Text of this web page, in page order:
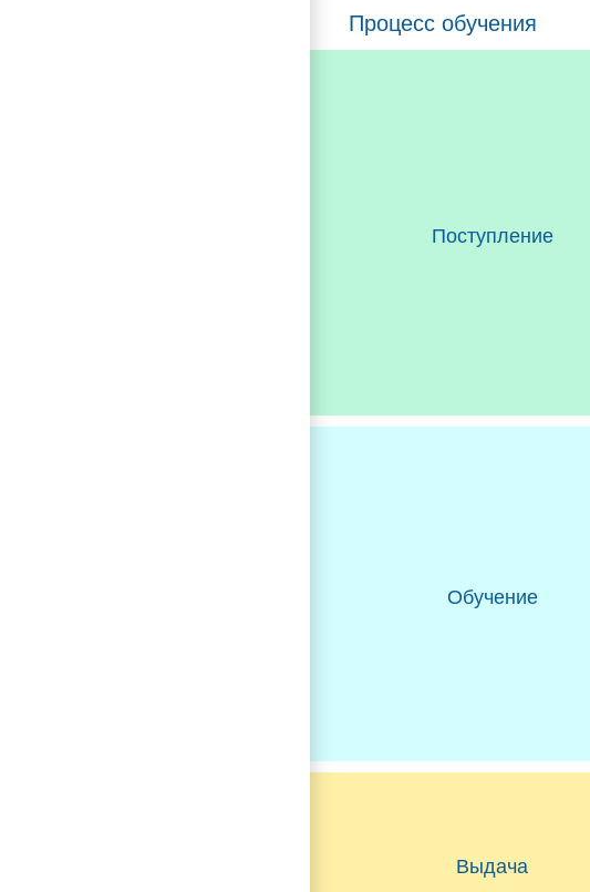
Процесс обучения
Поступление
Обучение
Выдача